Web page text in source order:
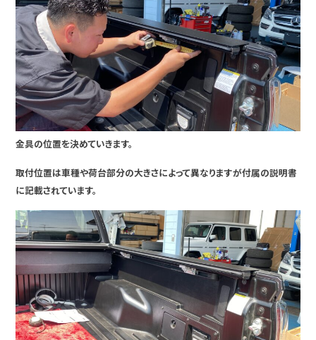
金具の位置を決めていきます。
取付位置は車種や荷台部分の大きさによって異なりますが付属の説明書
に記載されています。